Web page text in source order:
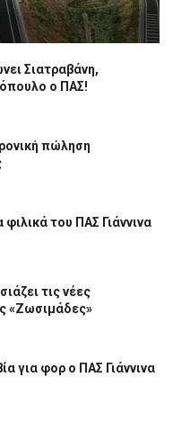
Σιατραβάνη,
ο ΠΑΣ!
πώληση
του ΠΑΣ Γιάννινα
τις νέες
«Ζωσιμάδες»
για φορ ο ΠΑΣ Γιάννινα